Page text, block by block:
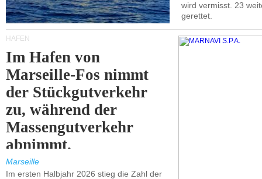
wird vermisst. 23
gerettet.
HÄFEN
Im Hafen von
Marseille-Fos nimmt
der Stückgutverkehr
zu, während der
Massengutverkehr
abnimmt.
Marseille
Im ersten Halbjahr 2026 stieg die Zahl der